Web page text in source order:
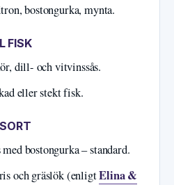
bostongurka, mynta.
FISK
dill- och vitvinssås.
eller stekt fisk.
bostongurka – standard.
och gräslök (enligtElina &